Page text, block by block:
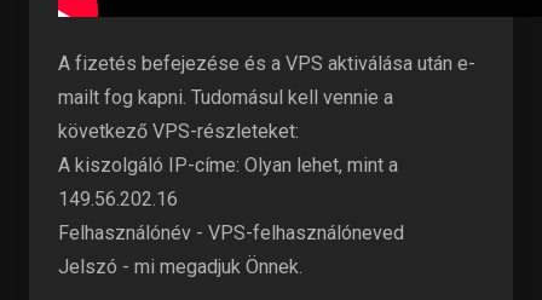
A fizetés befejezése és a VPS aktiválása után e-
mailt fog kapni. Tudomásul kell vennie a
következő VPS-részleteket:
A kiszolgáló IP-címe: Olyan lehet, mint a
149.56.202.16
Felhasználónév - VPS-felhasználóneved
Jelszó - mi megadjuk Önnek.